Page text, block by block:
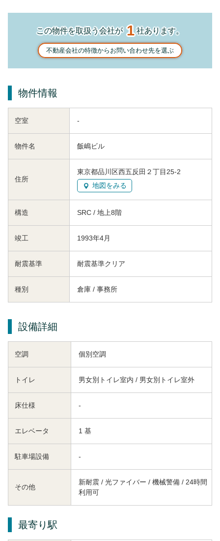
この物件を取扱う会社が1社あります。
不動産会社の特徴からお問い合わせ先を選ぶ
物件情報
空室 -
物件名 飯嶋ビル
住所
東京都品川区西五反田２丁目25-2
地図をみる
構造 SRC / 地上8階
竣工 1993年4月
耐震基準 耐震基準クリア
種別 倉庫 / 事務所
設備詳細
空調 個別空調
トイレ 男女別トイレ室内 / 男女別トイレ室外
床仕様 -
エレベータ 1 基
駐車場設備 -
その他
新耐震 / 光ファイバー / 機械警備 / 24時間
利用可
最寄り駅